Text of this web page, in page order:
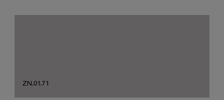
ZN.01.71